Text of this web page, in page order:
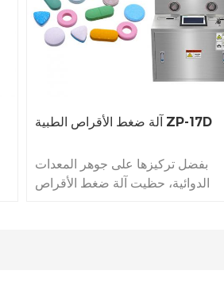
آلة ضغط الأقراص الطبية ZP-17D
بفضل تركيزها على جوهر المعدات
الدوائية، حظيت آلة ضغط الأقراص